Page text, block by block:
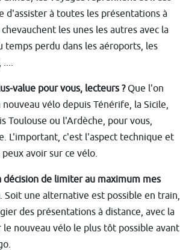
d'assister à toutes les présentations à
les unes les autres avec la
temps perdu dans les aéroports, les
....
value pour vous, lecteurs ? Que l'on
vélo depuis Ténérife, la Sicile,
Toulouse ou l'Ardèche, pour vous,
L'important, c'est l'aspect technique et
avoir sur ce vélo.
décision de limiter au maximum mes
. Soit une alternative est possible en train,
des présentations à distance, avec la
nouveau vélo le plus tôt possible avant